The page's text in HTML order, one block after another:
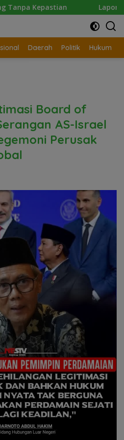
Laporan Wartawan
Daerah Politik Hukum
Board of
AS-Israel
Perusak